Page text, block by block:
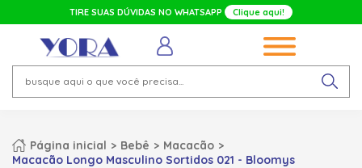
TIRE SUAS DÚVIDAS NO WHATSAPP Clique aqui!
Página inicial Bebê
Macacão
Macacão Longo Masculino Sortidos 021 - Bloomys